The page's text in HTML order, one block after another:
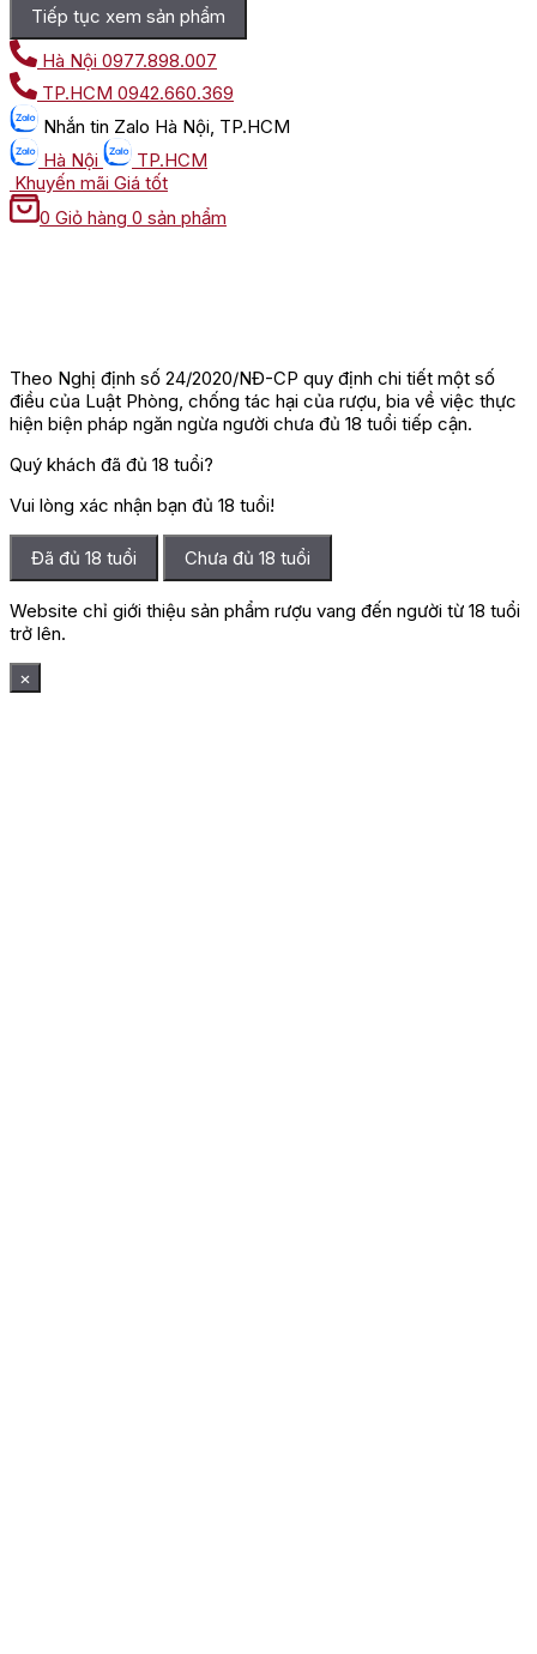
Tiếp tục xem sản phẩm
Hà Nội 0977.898.007
TP.HCM 0942.660.369
Nhắn tin Zalo Hà Nội, TP.HCM
Hà Nội
TP.HCM
Khuyến mãi Giá tốt
0 Giỏ hàng 0 sản phẩm
Theo Nghị định số 24/2020/NĐ-CP quy định chi tiết một số
điều của Luật Phòng, chống tác hại của rượu, bia về việc thực
hiện biện pháp ngăn ngừa người chưa đủ 18 tuổi tiếp cận.
Quý khách đã đủ 18 tuổi?
Vui lòng xác nhận bạn đủ 18 tuổi!
Đã đủ 18 tuổi Chưa đủ 18 tuổi
Website chỉ giới thiệu sản phẩm rượu vang đến người từ 18 tuổi
trở lên.
×